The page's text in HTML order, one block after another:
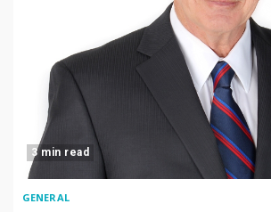
3 min read
GENERAL